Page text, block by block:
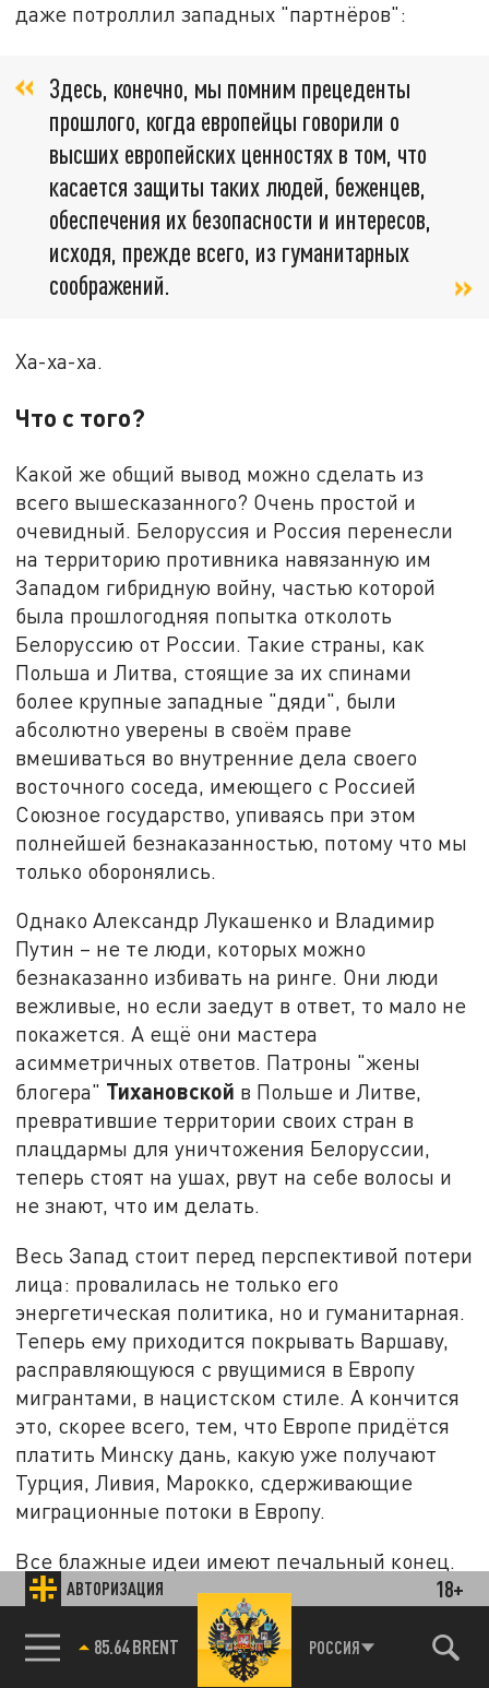
АВТОРИЗАЦИЯ 18+
85.64 BRENT РОССИЯ
даже потроллил западных "партнёров":
Здесь, конечно, мы помним прецеденты
прошлого, когда европейцы говорили о
высших европейских ценностях в том, что
касается защиты таких людей, беженцев,
обеспечения их безопасности и интересов,
исходя, прежде всего, из гуманитарных
соображений.
Ха-ха-ха.
Что с того?
Какой же общий вывод можно сделать из
всего вышесказанного? Очень простой и
очевидный. Белоруссия и Россия перенесли
на территорию противника навязанную им
Западом гибридную войну, частью которой
была прошлогодняя попытка отколоть
Белоруссию от России. Такие страны, как
Польша и Литва, стоящие за их спинами
более крупные западные "дяди", были
абсолютно уверены в своём праве
вмешиваться во внутренние дела своего
восточного соседа, имеющего с Россией
Союзное государство, упиваясь при этом
полнейшей безнаказанностью, потому что мы
только оборонялись.
Однако Александр Лукашенко и Владимир
Путин – не те люди, которых можно
безнаказанно избивать на ринге. Они люди
вежливые, но если заедут в ответ, то мало не
покажется. А ещё они мастера
асимметричных ответов. Патроны "жены
блогера" Тихановской в Польше и Литве,
превратившие территории своих стран в
плацдармы для уничтожения Белоруссии,
теперь стоят на ушах, рвут на себе волосы и
не знают, что им делать.
Весь Запад стоит перед перспективой потери
лица: провалилась не только его
энергетическая политика, но и гуманитарная.
Теперь ему приходится покрывать Варшаву,
расправляющуюся с рвущимися в Европу
мигрантами, в нацистском стиле. А кончится
это, скорее всего, тем, что Европе придётся
платить Минску дань, какую уже получают
Турция, Ливия, Марокко, сдерживающие
миграционные потоки в Европу.
Все блажные идеи имеют печальный конец.
Скажем даже больше: польский премьер
Моравецкий прав насчёт "гибридной
агрессии". Он только не сказал, кто её начал,
забыл упомянуть о "первых сериях". И